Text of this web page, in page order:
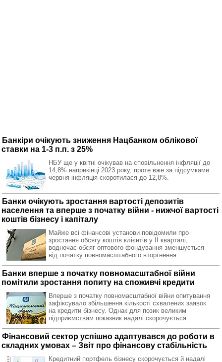
Банкіри очікують зниження Нацбанком облікової
ставки на 1-3 п.п. з 25%
НБУ ще у квітні очікував на сповільнення інфляції до
14,8% наприкінці 2023 року, проте вже за підсумками
червня інфляція скоротилася до 12,8%.
Банки очікують зростання вартості депозитів
населення та вперше з початку війни - нижчої вартості
коштів бізнесу і капіталу
Майже всі фінансові установи повідомили про
зростання обсягу коштів клієнтів у ІІ кварталі,
водночас обсяг оптового фондування зменшується
від початку повномасштабного вторгнення.
Банки вперше з початку повномасштабної війни
помітили зростання попиту на споживчі кредити
Вперше з початку повномасштабної війни опитування
зафіксувало збільшення кількості схвалених заявок
на кредити бізнесу. Однак для позик великим
підприємствам показник надалі скорочується.
Фінансовий сектор успішно адаптувався до роботи в
складних умовах – Звіт про фінансову стабільність
Кредитний портфель бізнесу скорочується й надалі